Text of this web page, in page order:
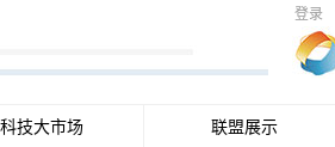
登录
科技大市场 联盟展示